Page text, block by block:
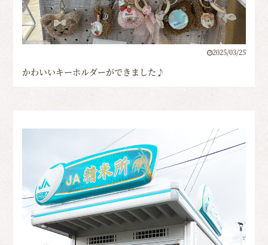
2025/03/25
かわいいキーホルダーができました♪